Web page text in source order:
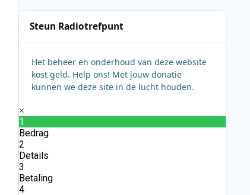
Steun Radiotrefpunt
Het beheer en onderhoud van deze website
kost geld. Help ons! Met jouw donatie
kunnen we deze site in de lucht houden.